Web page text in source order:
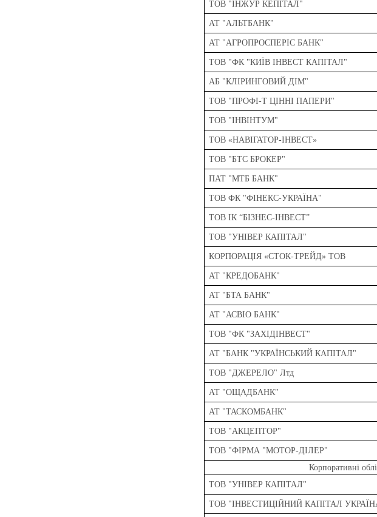
ТОВ "ІНЖУР КЕПІТАЛ"
АТ "АЛЬТБАНК"
АТ "АГРОПРОСПЕРІС БАНК"
ТОВ "ФК "КИЇВ ІНВЕСТ КАПІТАЛ"
АБ "КЛІРИНГОВИЙ ДІМ"
ТОВ "ПРОФІ-Т ЦІННІ ПАПЕРИ"
ТОВ "ІНВІНТУМ"
ТОВ «НАВІГАТОР-ІНВЕСТ»
ТОВ "БТС БРОКЕР"
ПАТ "МТБ БАНК"
ТОВ ФК "ФІНЕКС-УКРАЇНА"
ТОВ ІК “БІЗНЕС-ІНВЕСТ”
ТОВ "УНІВЕР КАПІТАЛ"
КОРПОРАЦІЯ «СТОК-ТРЕЙД» ТОВ
АТ "КРЕДОБАНК"
АТ "БТА БАНК"
АТ "АСВІО БАНК"
ТОВ "ФК "ЗАХІДІНВЕСТ"
АТ "БАНК "УКРАЇНСЬКИЙ КАПІТАЛ"
ТОВ "ДЖЕРЕЛО" Лтд
АТ "ОЩАДБАНК"
АТ "ТАСКОМБАНК"
ТОВ "АКЦЕПТОР"
ТОВ "ФІРМА "МОТОР-ДІЛЕР"
Корпоративні
ТОВ "УНІВЕР КАПІТАЛ"
ТОВ "ІНВЕСТИЦІЙНИЙ КАПІТАЛ